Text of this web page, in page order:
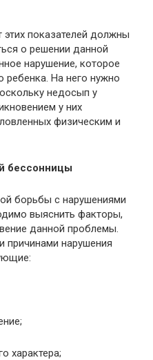
показателей должны
о решении данной
нарушение, которое
ребенка. На него нужно
недосып у
у них
физическим и
бессонницы
борьбы с нарушениями
выяснить факторы,
данной проблемы.
причинами нарушения
характера;